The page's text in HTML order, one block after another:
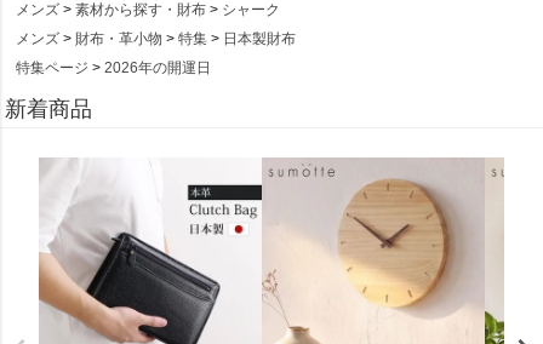
メンズ
素材から探す・財布
シャーク
メンズ
財布・革小物 特集
日本製財布
特集ページ
2026年の開運日
新着商品